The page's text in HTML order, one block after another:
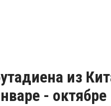
из
- октябре